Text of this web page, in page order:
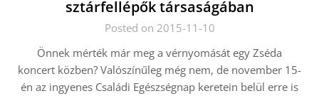
sztárfellépők társaságában
Posted on 2015-11-10
Önnek mérték már meg a vérnyomását egy Zséda
koncert közben? Valószínűleg még nem, de november 15-
én az ingyenes Családi Egészségnap keretein belül erre is